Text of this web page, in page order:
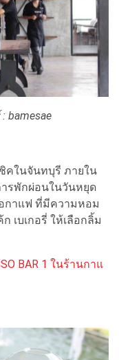
bamesae
คในจันทบุรี ภายใน
รพักผ่อนในวันหยุด
กาแฟ ที่มีความหอม
เบเกอรี่ ให้เลือกลิ้ม
BAR 1 ในร้านกาแ